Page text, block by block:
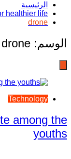
الرئيسية
healthier life
drone
الوسم: drone
Technology
among the
youths